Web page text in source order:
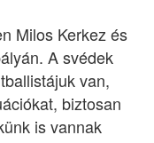
Milos Kerkez és
A svédek
van,
biztosan
is vannak